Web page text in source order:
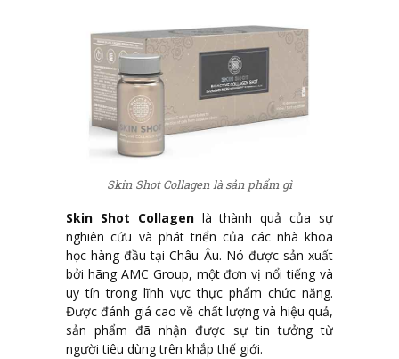
Skin Shot Collagen là sản phẩm gì
Skin Shot Collagenlà thành quả của sự
nghiên cứu và phát triển của các nhà khoa
học hàng đầu tại Châu Âu. Nó được sản xuất
bởi hãng AMC Group, một đơn vị nổi tiếng và
uy tín trong lĩnh vực thực phẩm chức năng.
Được đánh giá cao về chất lượng và hiệu quả,
sản phẩm đã nhận được sự tin tưởng từ
người tiêu dùng trên khắp thế giới.